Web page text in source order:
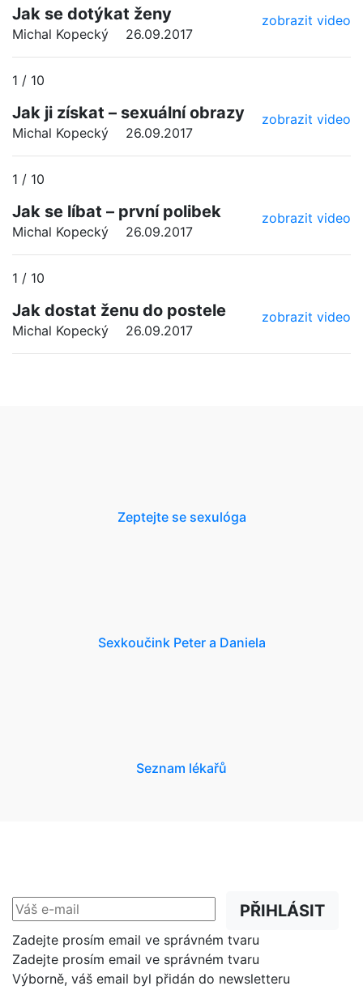
Jak se dotýkat ženy
zobrazit video
Michal Kopecký
26.09.2017
1 / 10
Jak ji získat – sexuální obrazy
zobrazit video
Michal Kopecký
26.09.2017
1 / 10
Jak se líbat – první polibek
zobrazit video
Michal Kopecký
26.09.2017
1 / 10
Jak dostat ženu do postele
zobrazit video
Michal Kopecký
26.09.2017
Zeptejte se sexulóga
Sexkoučink Peter a Daniela
Seznam lékařů
PŘIHLÁSIT
Zadejte prosím email ve správném tvaru
Zadejte prosím email ve správném tvaru
Výborně, váš email byl přidán do newsletteru